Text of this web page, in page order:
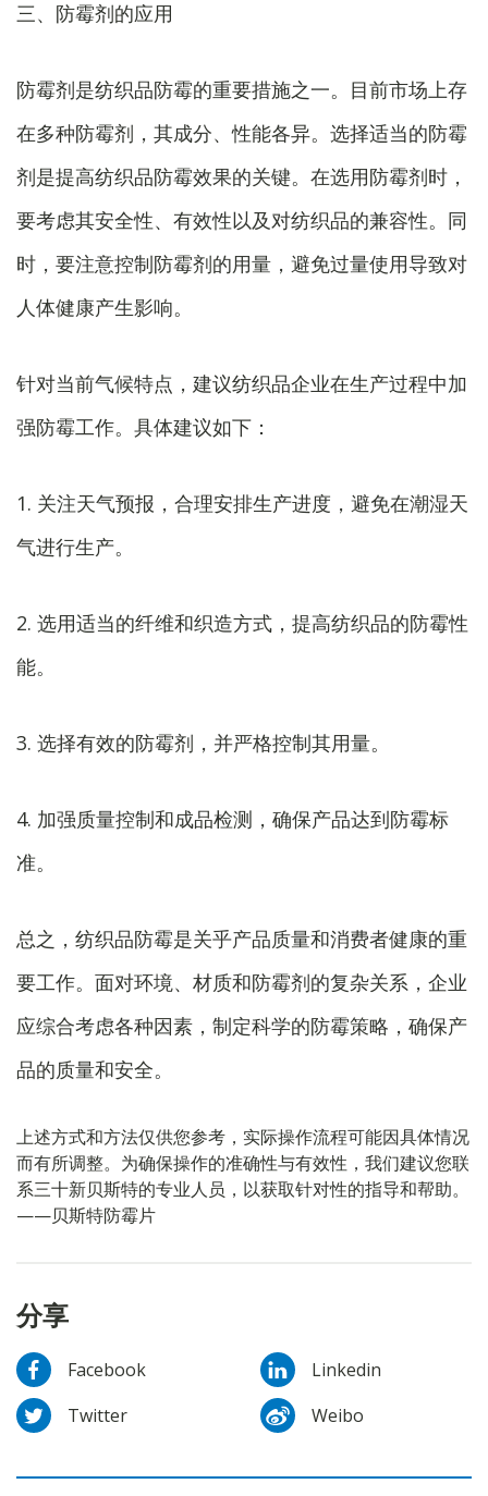
三、防霉剂的应用
防霉剂是纺织品防霉的重要措施之一。目前市场上存
在多种防霉剂，其成分、性能各异。选择适当的防霉
剂是提高纺织品防霉效果的关键。在选用防霉剂时，
要考虑其安全性、有效性以及对纺织品的兼容性。同
时，要注意控制防霉剂的用量，避免过量使用导致对
人体健康产生影响。
针对当前气候特点，建议纺织品企业在生产过程中加
强防霉工作。具体建议如下：
1. 关注天气预报，合理安排生产进度，避免在潮湿天
气进行生产。
2. 选用适当的纤维和织造方式，提高纺织品的防霉性
能。
3. 选择有效的防霉剂，并严格控制其用量。
4. 加强质量控制和成品检测，确保产品达到防霉标
准。
总之，纺织品防霉是关乎产品质量和消费者健康的重
要工作。面对环境、材质和防霉剂的复杂关系，企业
应综合考虑各种因素，制定科学的防霉策略，确保产
品的质量和安全。
上述方式和方法仅供您参考，实际操作流程可能因具体情况
而有所调整。为确保操作的准确性与有效性，我们建议您联
系三十新贝斯特的专业人员，以获取针对性的指导和帮助。
——贝斯特防霉片
分享
Facebook
Linkedin
Twitter
Weibo